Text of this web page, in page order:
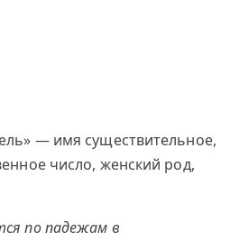
— имя существительное,
число, женский род,
по падежам в